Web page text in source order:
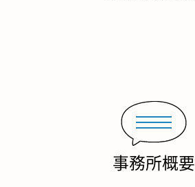
事務所概要